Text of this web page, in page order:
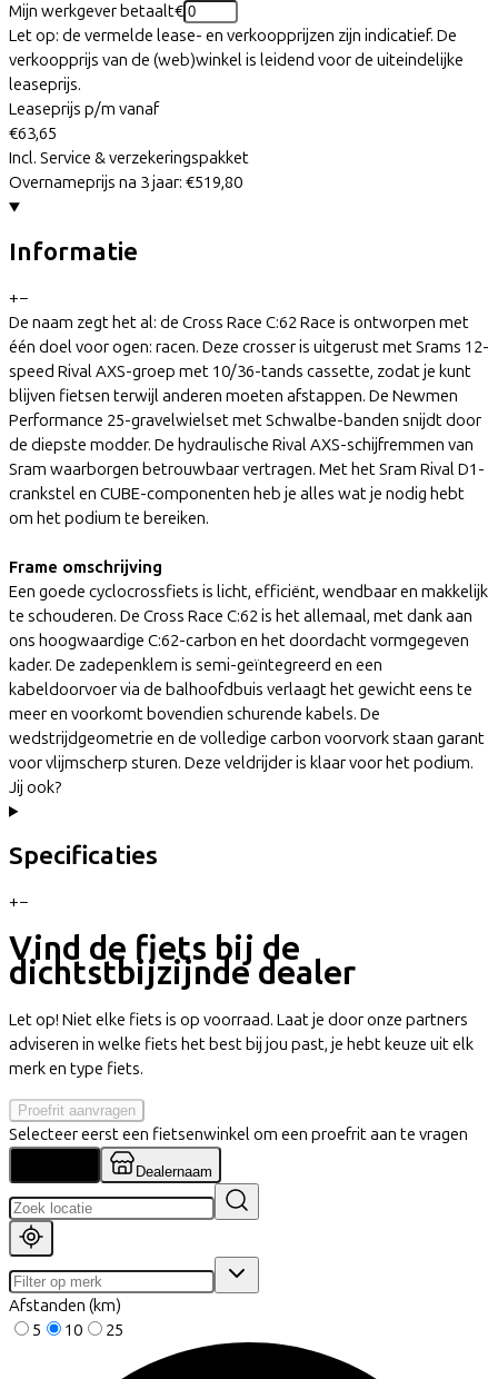
Mijn werkgever betaalt€
Let op: de vermelde lease- en verkoopprijzen zijn indicatief. De
verkoopprijs van de (web)winkel is leidend voor de uiteindelijke
leaseprijs.
Leaseprijs p/m vanaf
€63,65
Incl. Service & verzekeringspakket
Overnameprijs na 3 jaar: €519,80
Informatie
+−
De naam zegt het al: de Cross Race C:62 Race is ontworpen met
één doel voor ogen: racen. Deze crosser is uitgerust met Srams 12-
speed Rival AXS-groep met 10/36-tands cassette, zodat je kunt
blijven fietsen terwijl anderen moeten afstappen. De Newmen
Performance 25-gravelwielset met Schwalbe-banden snijdt door
de diepste modder. De hydraulische Rival AXS-schijfremmen van
Sram waarborgen betrouwbaar vertragen. Met het Sram Rival D1-
crankstel en CUBE-componenten heb je alles wat je nodig hebt
om het podium te bereiken.
Frame omschrijving
Een goede cyclocrossfiets is licht, efficiënt, wendbaar en makkelijk
te schouderen. De Cross Race C:62 is het allemaal, met dank aan
ons hoogwaardige C:62-carbon en het doordacht vormgegeven
kader. De zadepenklem is semi-geïntegreerd en een
kabeldoorvoer via de balhoofdbuis verlaagt het gewicht eens te
meer en voorkomt bovendien schurende kabels. De
wedstrijdgeometrie en de volledige carbon voorvork staan garant
voor vlijmscherp sturen. Deze veldrijder is klaar voor het podium.
Jij ook?
Specificaties
+−
Vind de fiets bij de
dichtstbijzijnde dealer
Let op! Niet elke fiets is op voorraad. Laat je door onze partners
adviseren in welke fiets het best bij jou past, je hebt keuze uit elk
merk en type fiets.
Proefrit aanvragen
Selecteer eerst een fietsenwinkel om een proefrit aan te vragen
Dealernaam
Afstanden (km)
5
10 25